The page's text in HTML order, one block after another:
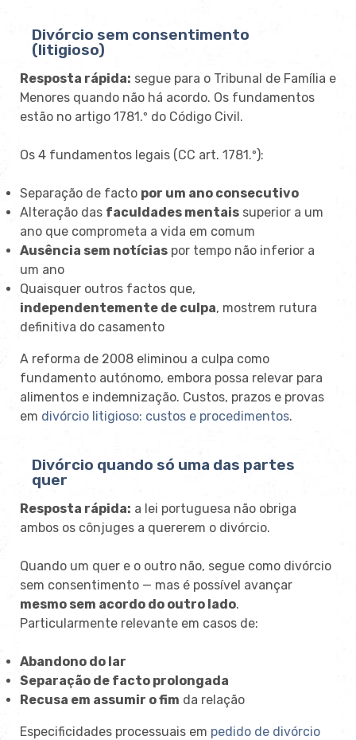
Divórcio sem consentimento
(litigioso)
Resposta rápida: segue para o Tribunal de Família e
Menores quando não há acordo. Os fundamentos
estão no artigo 1781.º do Código Civil.
Os 4 fundamentos legais (CC art. 1781.º):
Separação de facto por um ano consecutivo
Alteração das faculdades mentais superior a um
ano que comprometa a vida em comum
Ausência sem notícias por tempo não inferior a
um ano
Quaisquer outros factos que,
independentemente de culpa, mostrem rutura
definitiva do casamento
A reforma de 2008 eliminou a culpa como
fundamento autónomo, embora possa relevar para
alimentos e indemnização. Custos, prazos e provas
em divórcio litigioso: custos e procedimentos.
Divórcio quando só uma das partes
quer
Resposta rápida: a lei portuguesa não obriga
ambos os cônjuges a quererem o divórcio.
Quando um quer e o outro não, segue como divórcio
sem consentimento — mas é possível avançar
mesmo sem acordo do outro lado.
Particularmente relevante em casos de:
Abandono do lar
Separação de facto prolongada
Recusa em assumir o fim da relação
Especificidades processuais em pedido de divórcio